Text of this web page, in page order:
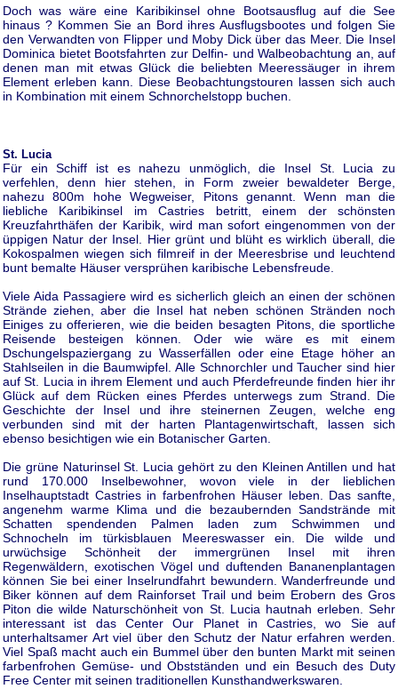
Doch was wäre eine Karibikinsel ohne Bootsausflug auf die See
hinaus ? Kommen Sie an Bord ihres Ausflugsbootes und folgen Sie
den Verwandten von Flipper und Moby Dick über das Meer. Die Insel
Dominica bietet Bootsfahrten zur Delfin- und Walbeobachtung an, auf
denen man mit etwas Glück die beliebten Meeressäuger in ihrem
Element erleben kann. Diese Beobachtungstouren lassen sich auch
in Kombination mit einem Schnorchelstopp buchen.
St. Lucia
Für ein Schiff ist es nahezu unmöglich, die Insel St. Lucia zu
verfehlen, denn hier stehen, in Form zweier bewaldeter Berge,
nahezu 800m hohe Wegweiser, Pitons genannt. Wenn man die
liebliche Karibikinsel im Castries betritt, einem der schönsten
Kreuzfahrthäfen der Karibik, wird man sofort eingenommen von der
üppigen Natur der Insel. Hier grünt und blüht es wirklich überall, die
Kokospalmen wiegen sich filmreif in der Meeresbrise und leuchtend
bunt bemalte Häuser versprühen karibische Lebensfreude.
Viele Aida Passagiere wird es sicherlich gleich an einen der schönen
Strände ziehen, aber die Insel hat neben schönen Stränden noch
Einiges zu offerieren, wie die beiden besagten Pitons, die sportliche
Reisende besteigen können. Oder wie wäre es mit einem
Dschungelspaziergang zu Wasserfällen oder eine Etage höher an
Stahlseilen in die Baumwipfel. Alle Schnorchler und Taucher sind hier
auf St. Lucia in ihrem Element und auch Pferdefreunde finden hier ihr
Glück auf dem Rücken eines Pferdes unterwegs zum Strand. Die
Geschichte der Insel und ihre steinernen Zeugen, welche eng
verbunden sind mit der harten Plantagenwirtschaft, lassen sich
ebenso besichtigen wie ein Botanischer Garten.
Die grüne Naturinsel St. Lucia gehört zu den Kleinen Antillen und hat
rund 170.000 Inselbewohner, wovon viele in der lieblichen
Inselhauptstadt Castries in farbenfrohen Häuser leben. Das sanfte,
angenehm warme Klima und die bezaubernden Sandstrände mit
Schatten spendenden Palmen laden zum Schwimmen und
Schnocheln im türkisblauen Meereswasser ein. Die wilde und
urwüchsige Schönheit der immergrünen Insel mit ihren
Regenwäldern, exotischen Vögel und duftenden Bananenplantagen
können Sie bei einer Inselrundfahrt bewundern. Wanderfreunde und
Biker können auf dem Rainforset Trail und beim Erobern des Gros
Piton die wilde Naturschönheit von St. Lucia hautnah erleben. Sehr
interessant ist das Center Our Planet in Castries, wo Sie auf
unterhaltsamer Art viel über den Schutz der Natur erfahren werden.
Viel Spaß macht auch ein Bummel über den bunten Markt mit seinen
farbenfrohen Gemüse- und Obstständen und ein Besuch des Duty
Free Center mit seinen traditionellen Kunsthandwerkswaren.